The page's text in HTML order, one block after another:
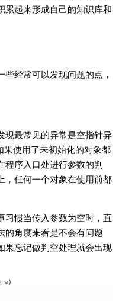
累起来形成自己的知识库和
经常可以发现问题的点，
现最常见的异常是空指针异
果使用了未初始化的对象都
程序入口处进行参数的判
，任何一个对象在使用前都
习惯当传入参数为空时，直
的角度来看是不会有问题
果忘记做判空处理就会出现